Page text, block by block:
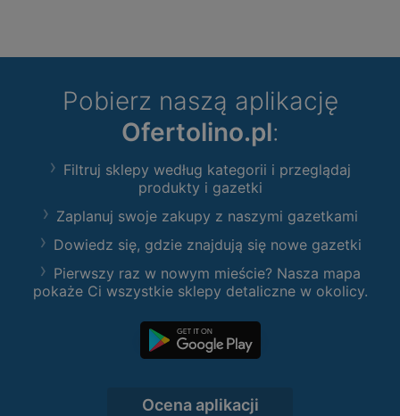
Pobierz naszą aplikację
Ofertolino.pl:
Filtruj sklepy według kategorii i przeglądaj
produkty i gazetki
Zaplanuj swoje zakupy z naszymi gazetkami
Dowiedz się, gdzie znajdują się nowe gazetki
Pierwszy raz w nowym mieście? Nasza mapa
pokaże Ci wszystkie sklepy detaliczne w okolicy.
Ocena aplikacji